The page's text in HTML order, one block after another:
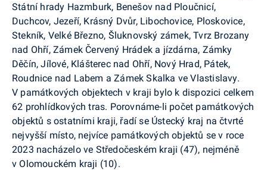
Státní hrady Hazmburk, Benešov nad Ploučnicí,
Duchcov, Jezeří, Krásný Dvůr, Libochovice, Ploskovice,
Stekník, Velké Březno, Šluknovský zámek, Tvrz Brozany
nad Ohří, Zámek Červený Hrádek a jízdárna, Zámky
Děčín, Jílové, Klášterec nad Ohří, Nový Hrad, Pátek,
Roudnice nad Labem a Zámek Skalka ve Vlastislavy.
V památkových objektech v kraji bylo k dispozici celkem
62 prohlídkových tras. Porovnáme-li počet památkových
objektů s ostatními kraji, řadí se Ústecký kraj na čtvrté
nejvyšší místo, nejvíce památkových objektů se v roce
2023 nacházelo ve Středočeském kraji (47), nejméně
v Olomouckém kraji (10).